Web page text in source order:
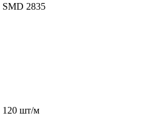
SMD 2835
120 шт/м